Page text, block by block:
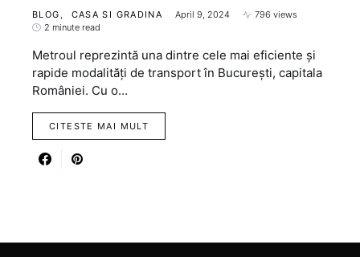
BLOG CASA SI GRADINA April 9, 2024
796 views
2 minute read
Metroul reprezintă una dintre cele mai eficiente și
rapide modalități de transport în București, capitala
României. Cu o…
CITESTE MAI MULT